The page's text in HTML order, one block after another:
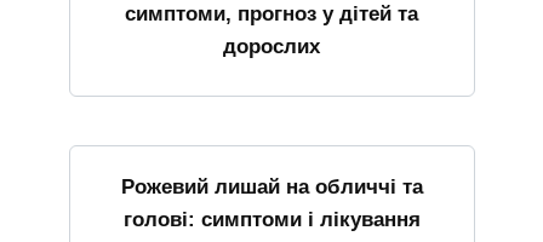
симптоми, прогноз у дітей та
дорослих
Рожевий лишай на обличчі та
голові: симптоми і лікування